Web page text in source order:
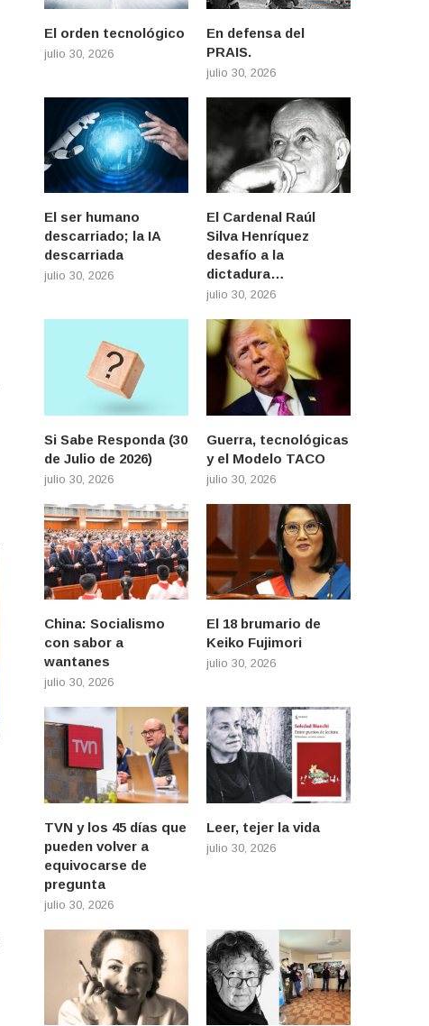
El orden tecnológico
julio 30, 2026
En defensa del
PRAIS.
julio 30, 2026
El ser humano
descarriado; la IA
descarriada
julio 30, 2026
El Cardenal Raúl
Silva Henríquez
desafío a la
dictadura…
julio 30, 2026
Si Sabe Responda (30
de Julio de 2026)
julio 30, 2026
Guerra, tecnológicas
y el Modelo TACO
julio 30, 2026
China: Socialismo
con sabor a
wantanes
julio 30, 2026
El 18 brumario de
Keiko Fujimori
julio 30, 2026
TVN y los 45 días que
pueden volver a
equivocarse de
pregunta
julio 30, 2026
Leer, tejer la vida
julio 30, 2026